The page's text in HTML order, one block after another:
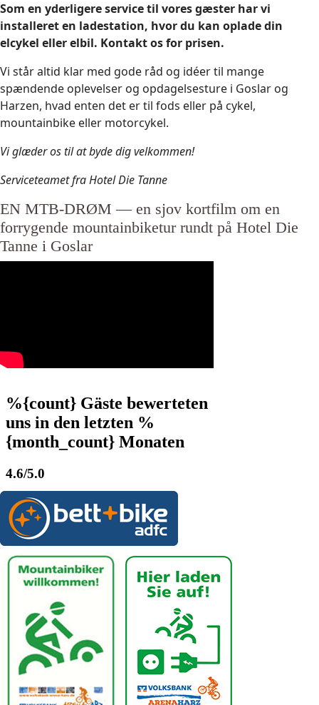
Som en yderligere service til vores gæster har vi
installeret en ladestation, hvor du kan oplade din
elcykel eller elbil. Kontakt os for prisen.
Vi står altid klar med gode råd og idéer til mange
spændende oplevelser og opdagelsesture i Goslar og
Harzen, hvad enten det er til fods eller på cykel,
mountainbike eller motorcykel.
Vi glæder os til at byde dig velkommen!
Serviceteamet fra Hotel Die Tanne
EN MTB-DRØM — en sjov kortfilm om en
forrygende mountainbiketur rundt på Hotel Die
Tanne i Goslar